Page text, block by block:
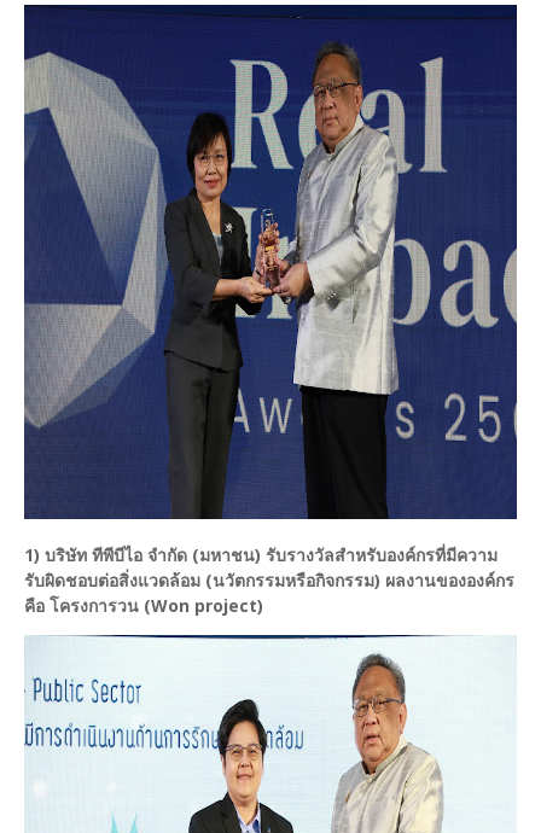
1) บริษัท ทีพีบีไอ จำกัด (มหาชน) รับรางวัลสำหรับองค์กรที่มีความ
รับผิดชอบต่อสิ่งแวดล้อม (นวัตกรรมหรือกิจกรรม) ผลงานขององค์กร
คือ โครงการวน (Won project)